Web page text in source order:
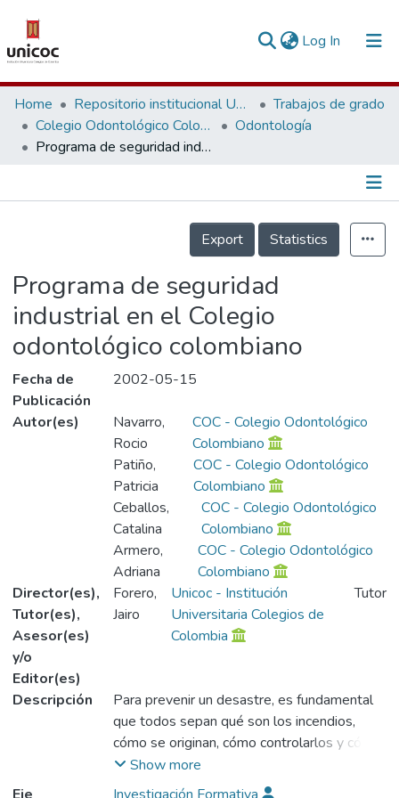
Log In (current)
Communities & Collections
Research Outputs
People
Home Repositorio institucional Unicoc, RI-unicoc
Trabajos de grado
Colegio Odontológico Colombiano
Odontología
Programa de seguridad industrial en el Colegio odontológico colombiano
Información de la Publicación
Export
Statistics
Programa de seguridad
industrial en el Colegio
odontológico colombiano
Fecha de
Publicación
2002-05-15
Autor(es)
Navarro,
Rocio
COC - Colegio Odontológico
Colombiano
Patiño,
Patricia
COC - Colegio Odontológico
Colombiano
Ceballos,
Catalina
COC - Colegio Odontológico
Colombiano
Armero,
Adriana
COC - Colegio Odontológico
Colombiano
Director(es),
Tutor(es),
Asesor(es)
y/o
Editor(es)
Forero,
Jairo
Unicoc - Institución
Universitaria Colegios de
Colombia
Tutor
Descripción
Para prevenir un desastre, es fundamental
que todos sepan qué son los incendios,
cómo se originan, cómo controlarlos y cómo
reaccionar, ya que estamos expuestos a
ellos a diario. Los incendios se producen
Show more